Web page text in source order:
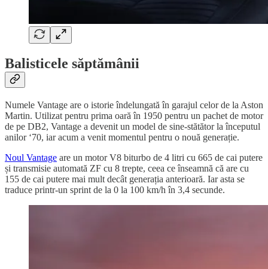
Balisticele săptămânii
Numele Vantage are o istorie îndelungată în garajul celor de la Aston
Martin. Utilizat pentru prima oară în 1950 pentru un pachet de motor
de pe DB2, Vantage a devenit un model de sine-stătător la începutul
anilor ‘70, iar acum a venit momentul pentru o nouă generație.
Noul Vantage are un motor V8 biturbo de 4 litri cu 665 de cai putere
și transmisie automată ZF cu 8 trepte, ceea ce înseamnă că are cu
155 de cai putere mai mult decât generația anterioară. Iar asta se
traduce printr-un sprint de la 0 la 100 km/h în 3,4 secunde.